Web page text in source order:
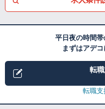
平日夜の時間帯
まずはアデ
転
転職